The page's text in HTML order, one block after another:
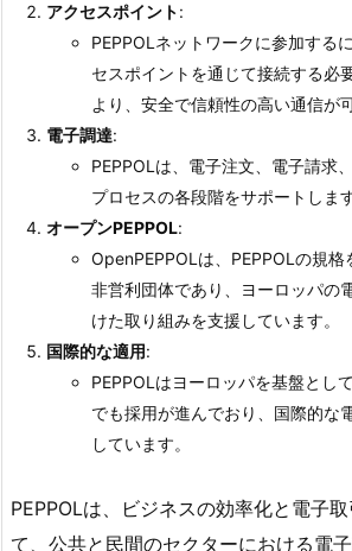
アクセスポイント:
PEPPOLネットワークに参加する
セスポイントを通じて接続する必
より、安全で信頼性の高い通信が
電子調達:
PEPPOLは、電子注文、電子請求
プロセスの各段階をサポートします
オープンPEPPOL:
OpenPEPPOLは、PEPPOLの規格
非営利団体であり、ヨーロッパの
けた取り組みを支援しています。
国際的な適用:
PEPPOLはヨーロッパを基盤とし
でも採用が進んでおり、国際的な
しています。
PEPPOLは、ビジネスの効率化と電子
て、公共と民間のセクターにおける電